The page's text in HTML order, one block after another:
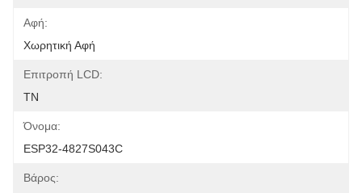
Αφή:
Χωρητική Αφή
Επιτροπή LCD:
TN
Όνομα:
ESP32-4827S043C
Βάρος: